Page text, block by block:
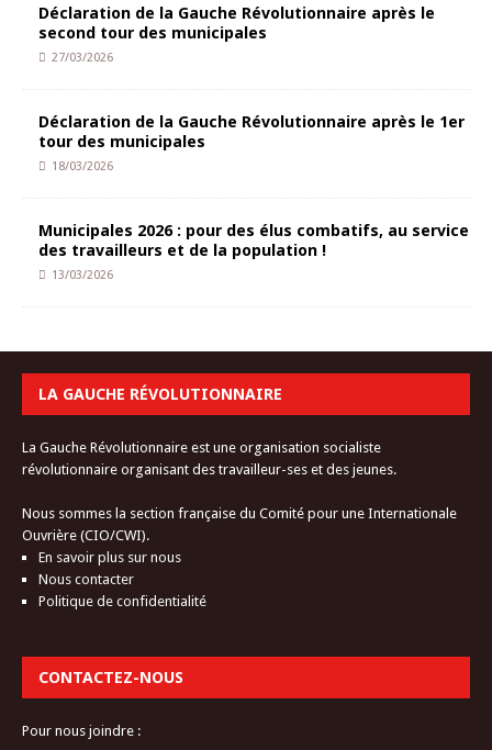
Déclaration de la Gauche Révolutionnaire après le
second tour des municipales
27/03/2026
Déclaration de la Gauche Révolutionnaire après le 1er
tour des municipales
18/03/2026
Municipales 2026 : pour des élus combatifs, au service
des travailleurs et de la population !
13/03/2026
LA GAUCHE RÉVOLUTIONNAIRE
La Gauche Révolutionnaire est une organisation socialiste
révolutionnaire organisant des travailleur-ses et des jeunes.
Nous sommes la section française du Comité pour une Internationale
Ouvrière (CIO/CWI).
En savoir plus sur nous
Nous contacter
Politique de confidentialité
CONTACTEZ-NOUS
Pour nous joindre :